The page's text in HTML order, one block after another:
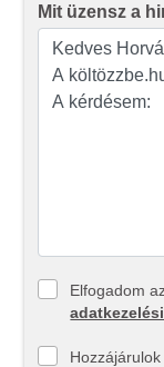
Mit üzensz a
Elfogadom